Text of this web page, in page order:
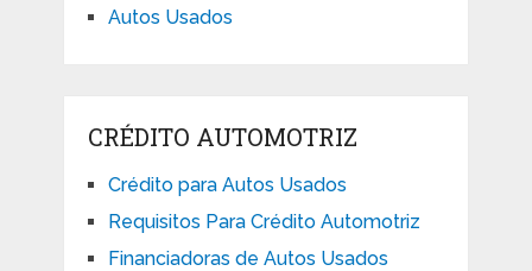
Autos Usados
CRÉDITO AUTOMOTRIZ
Crédito para Autos Usados
Requisitos Para Crédito Automotriz
Financiadoras de Autos Usados